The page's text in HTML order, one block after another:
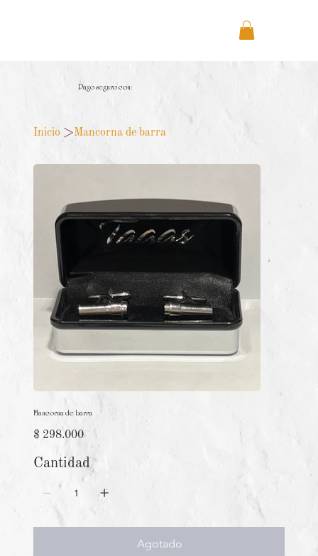
Inicio >Mancorna de barra
Mancorna de barra
Precio
$ 298.000
Cantidad
Agotado
Pago seguro con: